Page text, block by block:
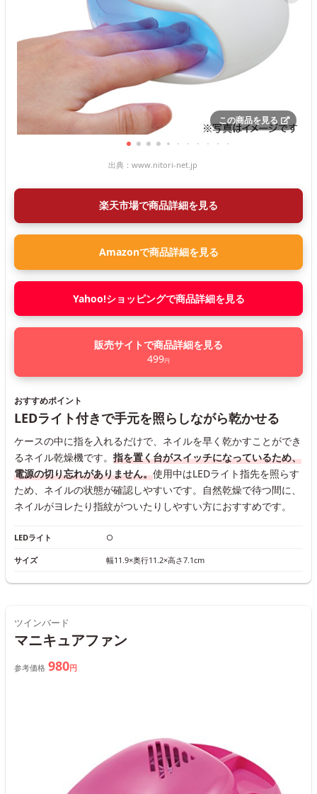
この商品を見る
出典： www.nitori-net.jp
楽天市場で商品詳細を見る
Amazonで商品詳細を見る
Yahoo!ショッピングで商品詳細を見る
販売サイトで商品詳細を見る
499円
おすすめポイント
LEDライト付きで手元を照らしながら乾かせる
ケースの中に指を入れるだけで、ネイルを早く乾かすことができ
るネイル乾燥機です。 指を置く台がスイッチになっているため、
電源の切り忘れがありません。使用中はLEDライト指先を照らす
ため、ネイルの状態が確認しやすいです。自然乾燥で待つ間に、
ネイルがヨレたり指紋がついたりしやすい方におすすめです。
LEDライト ○
サイズ 幅11.9×奥行11.2×高さ7.1cm
ツインバード
マニキュアファン
参考価格 980円